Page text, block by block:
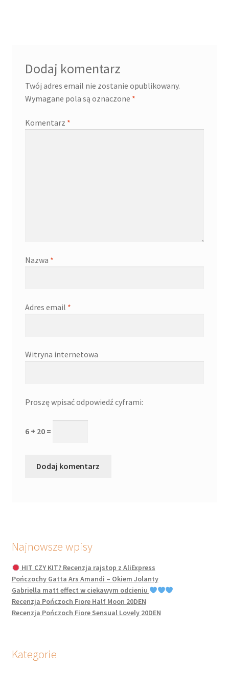
wpisu
Dodaj komentarz
Twój adres email nie zostanie opublikowany.
Wymagane pola są oznaczone *
Komentarz *
Nazwa *
Adres email *
Witryna internetowa
Proszę wpisać odpowiedź cyframi:
6 + 20 =
Najnowsze wpisy
HIT CZY KIT? Recenzja rajstop z AliExpress
Pończochy Gatta Ars Amandi – Okiem Jolanty
Gabriella matt effect w ciekawym odcieniu
Recenzja Pończoch Fiore Half Moon 20DEN
Recenzja Pończoch Fiore Sensual Lovely 20DEN
Kategorie